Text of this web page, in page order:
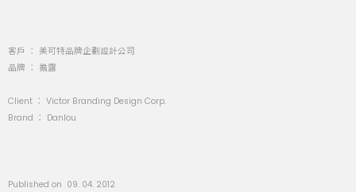
客戶 ： 美可特品牌企劃設計公司
品牌 ： 擔露
Client ： Victor Branding Design Corp.
Brand ： Danlou
Published on 09. 04. 2012